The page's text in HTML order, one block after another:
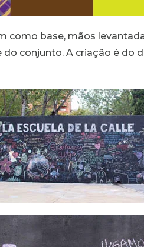
como base, mãos
conjunto. A criação é do